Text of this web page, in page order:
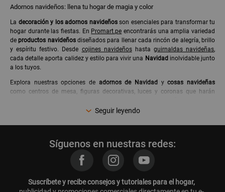
Adornos navideños: llena tu hogar de magia y color
La decoración y los adornos navideñosson esenciales para transformar tu
hogar durante las fiestas. En Promart.pe encontrarás una amplia variedad
deproductos navideñosdiseñados para llenar cada rincón de alegría, brillo
y espíritu festivo. Desde cojines navideñoshasta guirnaldas navideñas,
cada detalle aporta calidez y estilo para vivir una Navidad inolvidable junto
a los tuyos.
Explora nuestras opciones de adornos de Navidad ycosas navideñas
como centros de mesa, figuras decorativas, luces y coronas que harán
diseño y comodidad, mientras que lasguirnaldas navideñas
Adornos de Navidad: crea ambientes llenos de encanto
son el alma de la decoración festiva. Ya sea que
adornos navideños tradicionales o modernos, en
guirnaldas navideñasy coronas hasta figuras decorativas y luces LED,
Seguir leyendo
Síguenos en nuestras redes:
Suscríbete y recibe consejos y tutoriales para el hogar,